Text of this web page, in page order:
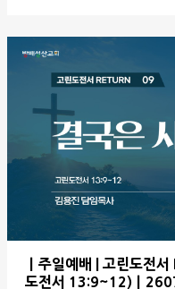
ㅣ주일예배 | 고린도전
도전서 13:9~12)ㅣ